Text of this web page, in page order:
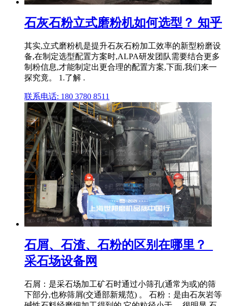
石灰石粉立式磨粉机如何选型？ 知乎
其实,立式磨粉机是提升石灰石粉加工效率的新型粉磨设
备,在制定选型配置方案时,ALPA研发团队需要结合更多
制粉信息,才能制定出更合理的配置方案,下面,我们来一
探究竟。 1.了解 .
联系电话: 180 3780 8511
石屑、石渣、石粉的区别在哪里？_
采石场设备网
石屑：是采石场加工矿石时通过小筛孔(通常为或)的筛
下部分,也称筛屑(交通部新规范) 。 石粉：是由石灰岩等